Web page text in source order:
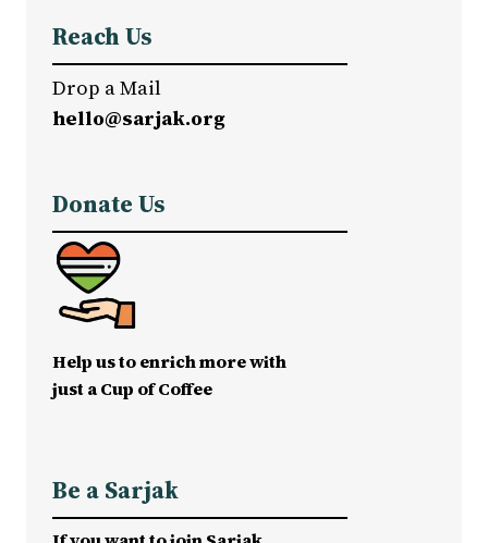
Reach Us
Drop a Mail
hello@sarjak.org
Donate Us
Help us to enrich more with
just a Cup of Coffee
Be a Sarjak